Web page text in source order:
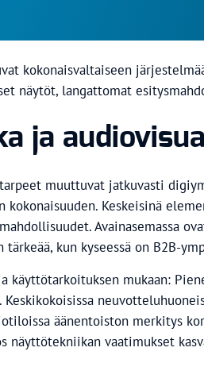
kokonaisvaltaiseen
näytöt, langattomat
ja
muuttuvat jatkuvasti
Keskeisinä
Avainasemassa
kun kyseessä on B2B-
käyttötarkoituksen mukaan:
äänentoiston merkitys
näyttötekniikan vaatimukset